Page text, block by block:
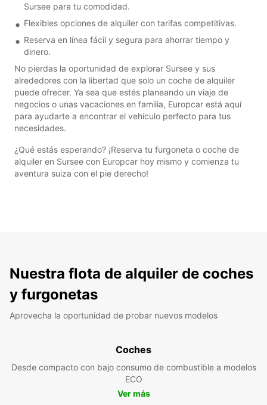
Sursee para tu comodidad.
Flexibles opciones de alquiler con tarifas competitivas.
Reserva en línea fácil y segura para ahorrar tiempo y
dinero.
No pierdas la oportunidad de explorar Sursee y sus
alrededores con la libertad que solo un coche de alquiler
puede ofrecer. Ya sea que estés planeando un viaje de
negocios o unas vacaciones en familia, Europcar está aquí
para ayudarte a encontrar el vehículo perfecto para tus
necesidades.
¿Qué estás esperando? ¡Reserva tu furgoneta o coche de
alquiler en Sursee con Europcar hoy mismo y comienza tu
aventura suiza con el pie derecho!
Nuestra flota de alquiler de coches
y furgonetas
Aprovecha la oportunidad de probar nuevos modelos
Coches
Desde compacto con bajo consumo de combustible a modelos
ECO
Ver más